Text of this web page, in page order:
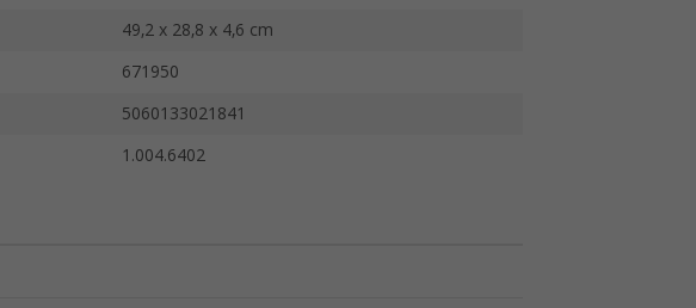
49,2 x 28,8 x 4,6 cm
671950
5060133021841
1.004.6402